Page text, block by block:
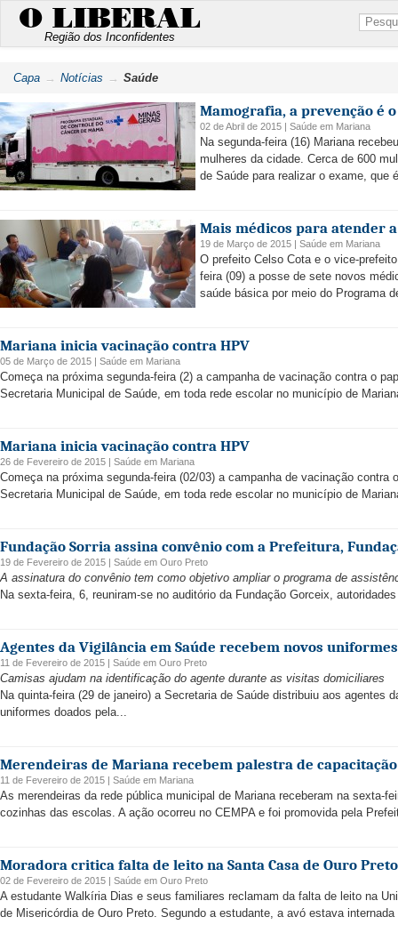
O LIBERAL
Região dos Inconfidentes
Capa Notícias Saúde
Mamografia, a prevenção é
02 de Abril de 2015 | Saúde em Mariana
Na segunda-feira (16) Mariana
mulheres da cidade. Cerca de 600
de Saúde para realizar o exame, que
Mais médicos para atender
19 de Março de 2015 | Saúde em Mariana
O prefeito Celso Cota e o vice-
feira (09) a posse de sete novos
saúde básica por meio do Programa
Mariana inicia vacinação contra HPV
05 de Março de 2015 | Saúde em Mariana
Começa na próxima segunda-feira (2) a campanha de vacinação contra o
Secretaria Municipal de Saúde, em toda rede escolar no município de
Mariana inicia vacinação contra HPV
26 de Fevereiro de 2015 | Saúde em Mariana
Começa na próxima segunda-feira (02/03) a campanha de vacinação contra
Secretaria Municipal de Saúde, em toda rede escolar no município de
Fundação Sorria assina convênio com a Prefeitura,
19 de Fevereiro de 2015 | Saúde em Ouro Preto
A assinatura do convênio tem como objetivo ampliar o programa de
Na sexta-feira, 6, reuniram-se no auditório da Fundação Gorceix,
Agentes da Vigilância em Saúde recebem novos uniformes
11 de Fevereiro de 2015 | Saúde em Ouro Preto
Camisas ajudam na identificação do agente durante as visitas domiciliares
Na quinta-feira (29 de janeiro) a Secretaria de Saúde distribuiu aos agentes
uniformes doados pela...
Merendeiras de Mariana recebem palestra de capacitação
11 de Fevereiro de 2015 | Saúde em Mariana
As merendeiras da rede pública municipal de Mariana receberam na sexta-
cozinhas das escolas. A ação ocorreu no CEMPA e foi promovida pela
Moradora critica falta de leito na Santa Casa de Ouro Preto
02 de Fevereiro de 2015 | Saúde em Ouro Preto
A estudante Walkíria Dias e seus familiares reclamam da falta de leito na
de Misericórdia de Ouro Preto. Segundo a estudante, a avó estava